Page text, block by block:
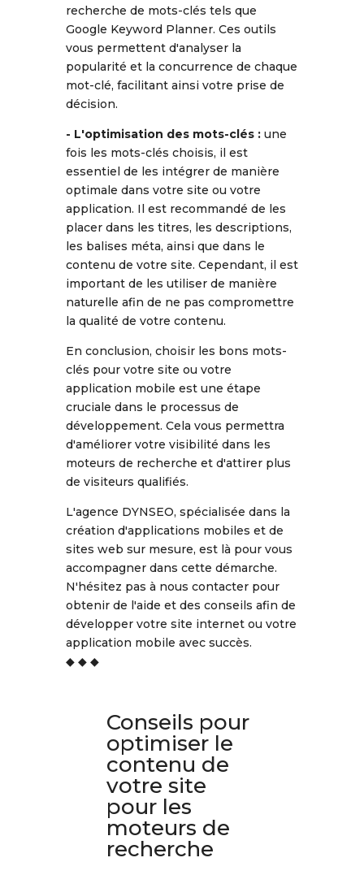
recherche de mots-clés tels que
Google Keyword Planner. Ces outils
vous permettent d'analyser la
popularité et la concurrence de chaque
mot-clé, facilitant ainsi votre prise de
décision.
- L'optimisation des mots-clés : une
fois les mots-clés choisis, il est
essentiel de les intégrer de manière
optimale dans votre site ou votre
application. Il est recommandé de les
placer dans les titres, les descriptions,
les balises méta, ainsi que dans le
contenu de votre site. Cependant, il est
important de les utiliser de manière
naturelle afin de ne pas compromettre
la qualité de votre contenu.
En conclusion, choisir les bons mots-
clés pour votre site ou votre
application mobile est une étape
cruciale dans le processus de
développement. Cela vous permettra
d'améliorer votre visibilité dans les
moteurs de recherche et d'attirer plus
de visiteurs qualifiés.
L'agence DYNSEO, spécialisée dans la
création d'applications mobiles et de
sites web sur mesure, est là pour vous
accompagner dans cette démarche.
N'hésitez pas à nous contacter pour
obtenir de l'aide et des conseils afin de
développer votre site internet ou votre
application mobile avec succès.
◆ ◆ ◆
Conseils pour
optimiser le
contenu de
votre site
pour les
moteurs de
recherche